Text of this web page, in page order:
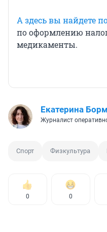
А здесь вы найдете
по оформлению
медикаменты.
Екатерина
Журналист
Спорт Физкультура
0 0